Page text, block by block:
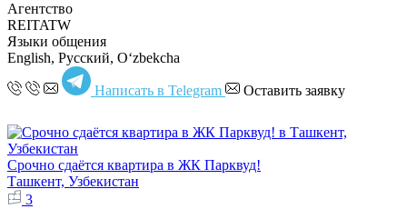
Агентство
REITATW
Языки общения
English, Русский, Oʻzbekcha
Написать в Telegram Оставить заявку
Срочно сдаётся квартира в ЖК Парквуд!
Ташкент, Узбекистан
3